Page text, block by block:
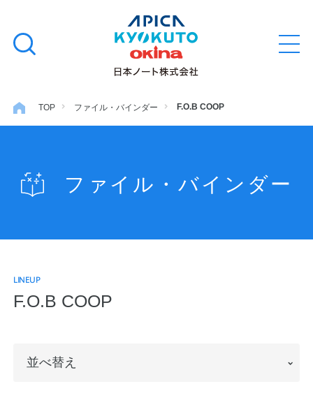
文
キ
ッ
閉
検
る
ファイル・バインダー
探求・自主学習のすすめ
TOP ファイル・バインダー F.O.B COOP
ファイル・バインダー
LINEUP
F.O.B COOP
並べ替え